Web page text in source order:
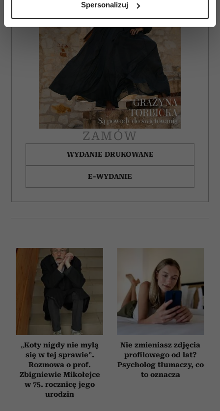
(fingerprinting, czyli wirtualny odcisk palca)
dane są przetwarzane oraz ustaw własne preferencje w
sekcji szczegółów
. W Deklaracji plików cookie możesz
zmienić lub wycofać swoją zgodę w dowolnej chwili.
Wykorzystujemy pliki cookie do spersonalizowania treści
i reklam, aby oferować funkcje społecznościowe i
analizować ruch w naszej witrynie. Informacje o tym, jak
korzystasz z naszej witryny, udostępniamy partnerom
społecznościowym, reklamowym i analitycznym.
Partnerzy mogą połączyć te informacje z innymi danymi
otrzymanymi od Ciebie lub uzyskanymi podczas
korzystania z ich usług.
Spersonalizuj
ZAMÓW
WYDANIE DRUKOWANE
E-WYDANIE
„Koty nigdy nie mylą
się w tej sprawie”.
Rozmowa o prof.
Zbigniewie Mikołejce
w 75. rocznicę jego
urodzin
Nie zmieniasz zdjęcia
profilowego od lat?
Psycholog tłumaczy, co
to oznacza